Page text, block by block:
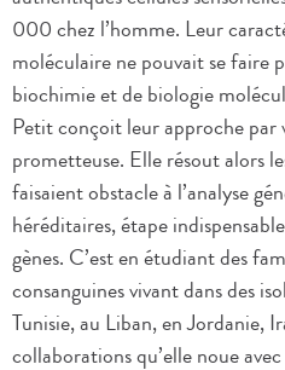
000 chez l’homme. Leur
moléculaire ne pouvait se faire
biochimie et de biologie
Petit conçoit leur approche par
prometteuse. Elle résout alors
faisaient obstacle à l’analyse
héréditaires, étape
gènes. C’est en étudiant des
consanguines vivant dans des
Tunisie, au Liban, en Jordanie,
collaborations qu’elle noue